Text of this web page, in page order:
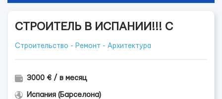
СТРОИТЕЛЬ В ИСПАНИИ!!! С
Строительство - Ремонт - Архитектура
3000 € / в месяц
Испания (Барселона)